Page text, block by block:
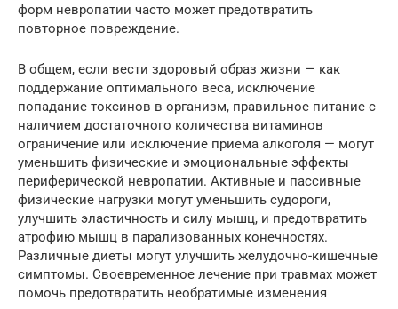
форм невропатии часто может предотвратить
повторное повреждение.
В общем, если вести здоровый образ жизни — как
поддержание оптимального веса, исключение
попадание токсинов в организм, правильное питание с
наличием достаточного количества витаминов
ограничение или исключение приема алкоголя — могут
уменьшить физические и эмоциональные эффекты
периферической невропатии. Активные и пассивные
физические нагрузки могут уменьшить судороги,
улучшить эластичность и силу мышц, и предотвратить
атрофию мышц в парализованных конечностях.
Различные диеты могут улучшить желудочно-кишечные
симптомы. Своевременное лечение при травмах может
помочь предотвратить необратимые изменения